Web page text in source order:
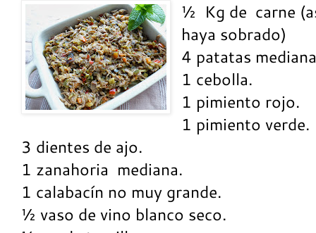
½ Kg de carne
haya sobrado)
4 patatas
1 cebolla.
1 pimiento rojo.
1 pimiento verde.
3 dientes de ajo.
1 zanahoria mediana.
1 calabacín no muy grande.
½ vaso de vino blanco seco.